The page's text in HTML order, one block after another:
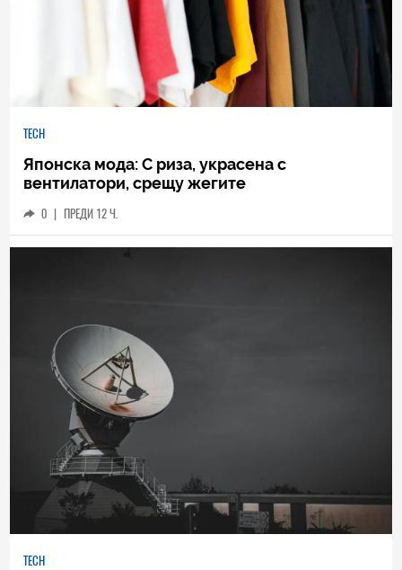
TECH
Японска мода: С риза, украсена с
вентилатори, срещу жегите
0 | ПРЕДИ 12 Ч.
TECH